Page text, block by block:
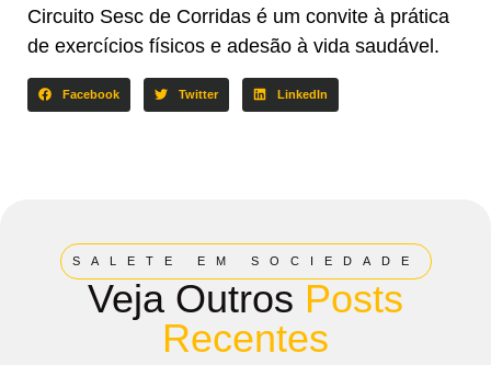
Circuito Sesc de Corridas é um convite à prática
de exercícios físicos e adesão à vida saudável.
Facebook Twitter LinkedIn
SALETE EM SOCIEDADE
Veja Outros Posts
Recentes